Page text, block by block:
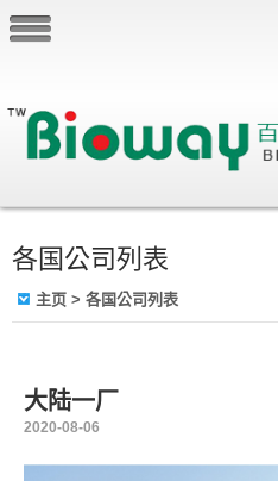
各国公司列表
主页 > 各国公司列表
大陆一厂
2020-08-06